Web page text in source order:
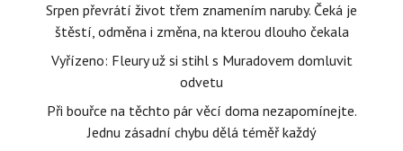
Srpen převrátí život třem znamením naruby. Čeká je
štěstí, odměna i změna, na kterou dlouho čekala
Vyřízeno: Fleury už si stihl s Muradovem domluvit
odvetu
Při bouřce na těchto pár věcí doma nezapomínejte.
Jednu zásadní chybu dělá téměř každý